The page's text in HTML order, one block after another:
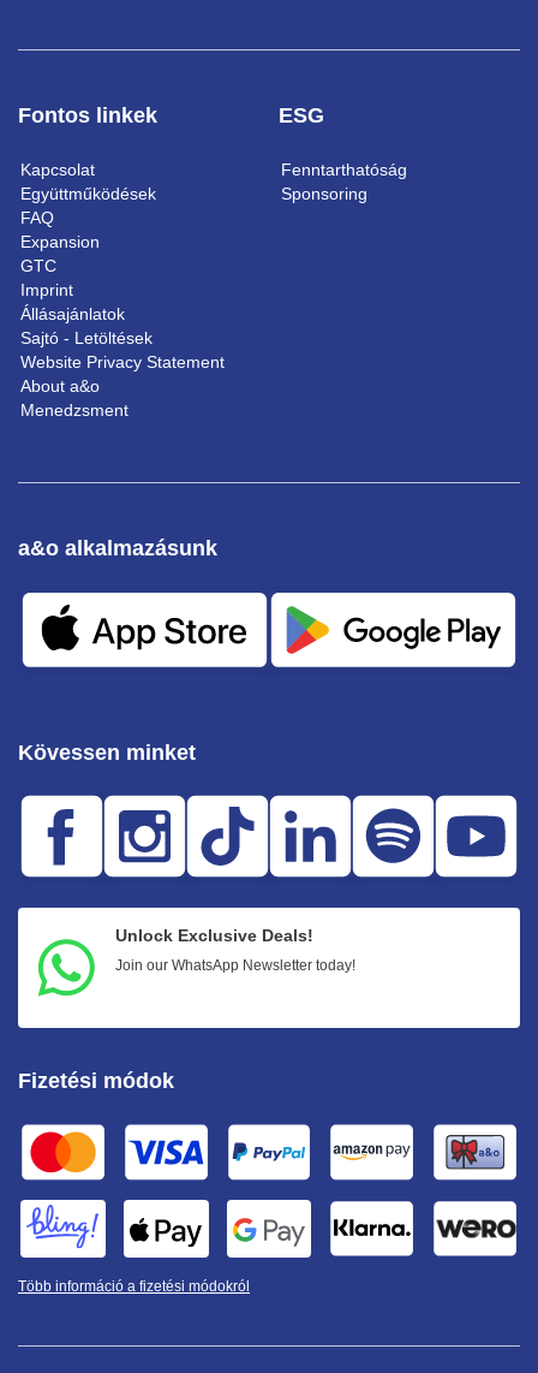
Fontos linkek
Kapcsolat
Együttműködések
FAQ
Expansion
GTC
Imprint
Állásajánlatok
Sajtó - Letöltések
Website Privacy Statement
About a&o
Menedzsment
ESG
Fenntarthatóság
Sponsoring
Kövessen minket
Unlock Exclusive Deals!
Join our WhatsApp Newsletter today!
a&o alkalmazásunk
Fizetési módok
Több információ a fizetési módokról